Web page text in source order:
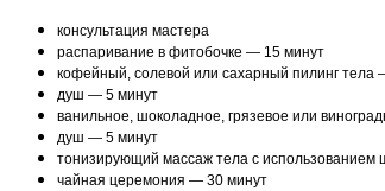
консультация мастера
распаривание в фитобочке — 15 минут
кофейный, солевой или сахарный пилинг тела
душ — 5 минут
ванильное, шоколадное, грязевое или
душ — 5 минут
тонизирующий массаж тела с
чайная церемония — 30 минут